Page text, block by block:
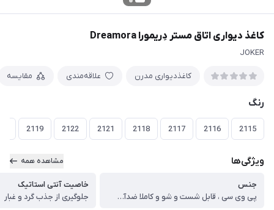
کاغذ دیواری اتاق مستر دِریمورا Dreamora
JOKER
کاغذدیواری مدرن علاقه‌مندی مقایسه
رنگ
2115
2116
2117
2118
2121
2122
2119
ویژگی‌ها مشاهده همه
جنس
پی وی سی ، قابل شست و شو و کاملا ضدآب و قابل تمیزکاری آسان
خاصیت آنتی استاتیک
جلوگیری از جذب گرد و غبار